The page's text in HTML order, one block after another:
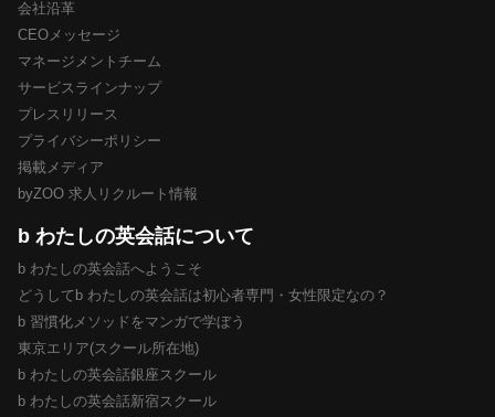
会社沿革
CEOメッセージ
マネージメントチーム
サービスラインナップ
プレスリリース
プライバシーポリシー
掲載メディア
byZOO 求人リクルート情報
b わたしの英会話について
b わたしの英会話へようこそ
どうしてb わたしの英会話は初心者専門・女性限定なの？
b 習慣化メソッドをマンガで学ぼう
東京エリア(スクール所在地)
b わたしの英会話銀座スクール
b わたしの英会話新宿スクール